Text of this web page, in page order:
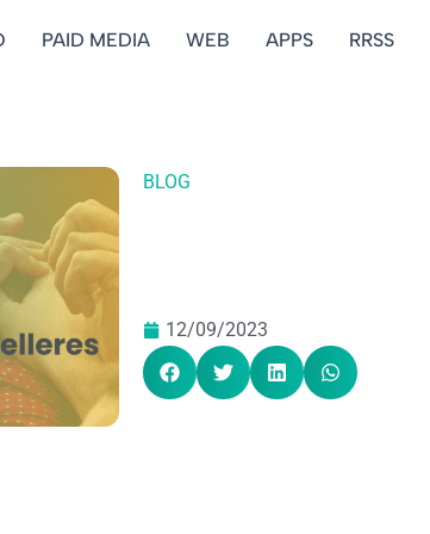
PAID MEDIA WEB APPS RRSS
BLOG
12/09/2023